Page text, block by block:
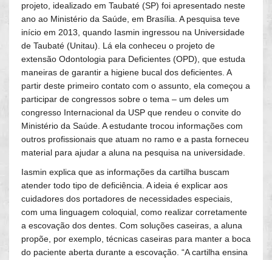
projeto, idealizado em Taubaté (SP) foi apresentado neste
ano ao Ministério da Saúde, em Brasília. A pesquisa teve
início em 2013, quando Iasmin ingressou na Universidade
de Taubaté (Unitau). Lá ela conheceu o projeto de
extensão Odontologia para Deficientes (OPD), que estuda
maneiras de garantir a higiene bucal dos deficientes. A
partir deste primeiro contato com o assunto, ela começou a
participar de congressos sobre o tema – um deles um
congresso Internacional da USP que rendeu o convite do
Ministério da Saúde. A estudante trocou informações com
outros profissionais que atuam no ramo e a pasta forneceu
material para ajudar a aluna na pesquisa na universidade.
Iasmin explica que as informações da cartilha buscam
atender todo tipo de deficiência. A ideia é explicar aos
cuidadores dos portadores de necessidades especiais,
com uma linguagem coloquial, como realizar corretamente
a escovação dos dentes. Com soluções caseiras, a aluna
propõe, por exemplo, técnicas caseiras para manter a boca
do paciente aberta durante a escovação. “A cartilha ensina